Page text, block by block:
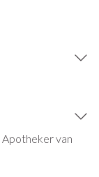
Apotheker van